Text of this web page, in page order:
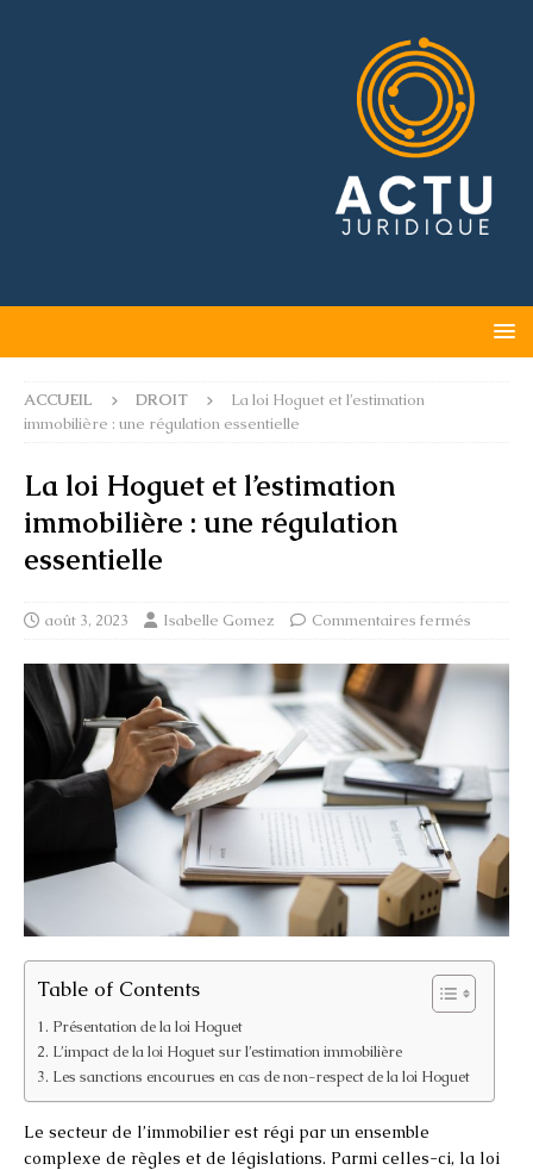
ACCUEIL DROIT
La loi Hoguet et l’estimation
immobilière : une régulation essentielle
La loi Hoguet et l’estimation
immobilière : une régulation
essentielle
août 3, 2023 Isabelle Gomez Commentaires fermés
Table of Contents
Présentation de la loi Hoguet
L’impact de la loi Hoguet sur l’estimation immobilière
Les sanctions encourues en cas de non-respect de la loi Hoguet
Le secteur de l’immobilier est régi par un ensemble
complexe de règles et de législations. Parmi celles-ci, la loi